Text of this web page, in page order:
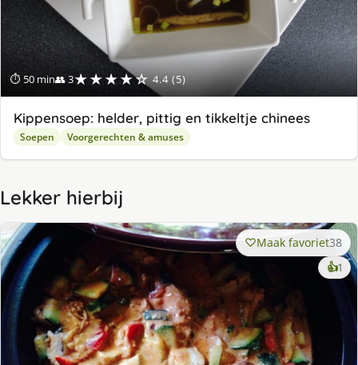
⏱ 50 min👥 3★★★★☆ 4.4 (5)
Kippensoep: helder, pittig en tikkeltje chinees
Soepen Voorgerechten & amuses
Lekker hierbij
Maak favoriet38
👍1